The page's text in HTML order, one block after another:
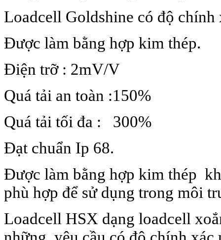
Loadcell Goldshine có độ chính
Được làm bằng hợp kim thép.
Điện trỡ : 2mV/V
Quá tải an toàn :150%
Quá tải tối đa : 300%
Đạt chuẩn Ip 68.
Được làm bằng hợp kim thép
phù hợp để sử dụng trong môi
Loadcell HSX dạng loadcell